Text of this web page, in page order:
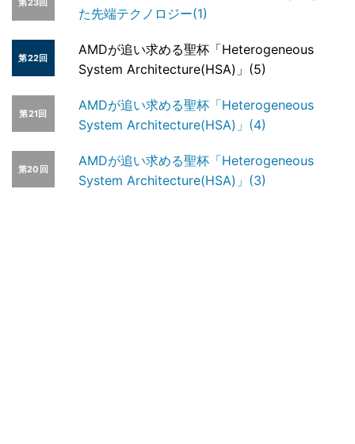
た先端テクノロジー(1)
第22回
AMDが追い求める聖杯「Heterogeneous
System Architecture(HSA)」(5)
第21回
AMDが追い求める聖杯「Heterogeneous
System Architecture(HSA)」(4)
第20回
AMDが追い求める聖杯「Heterogeneous
System Architecture(HSA)」(3)